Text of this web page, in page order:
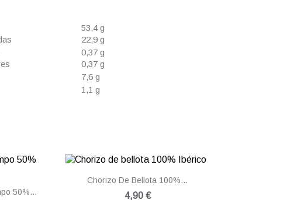
53,4 g
22,9 g
0,37 g
0,37 g
7,6 g
1,1 g
50%...
 Vista rápida
Chorizo De Bellota 100%...
4,90 €